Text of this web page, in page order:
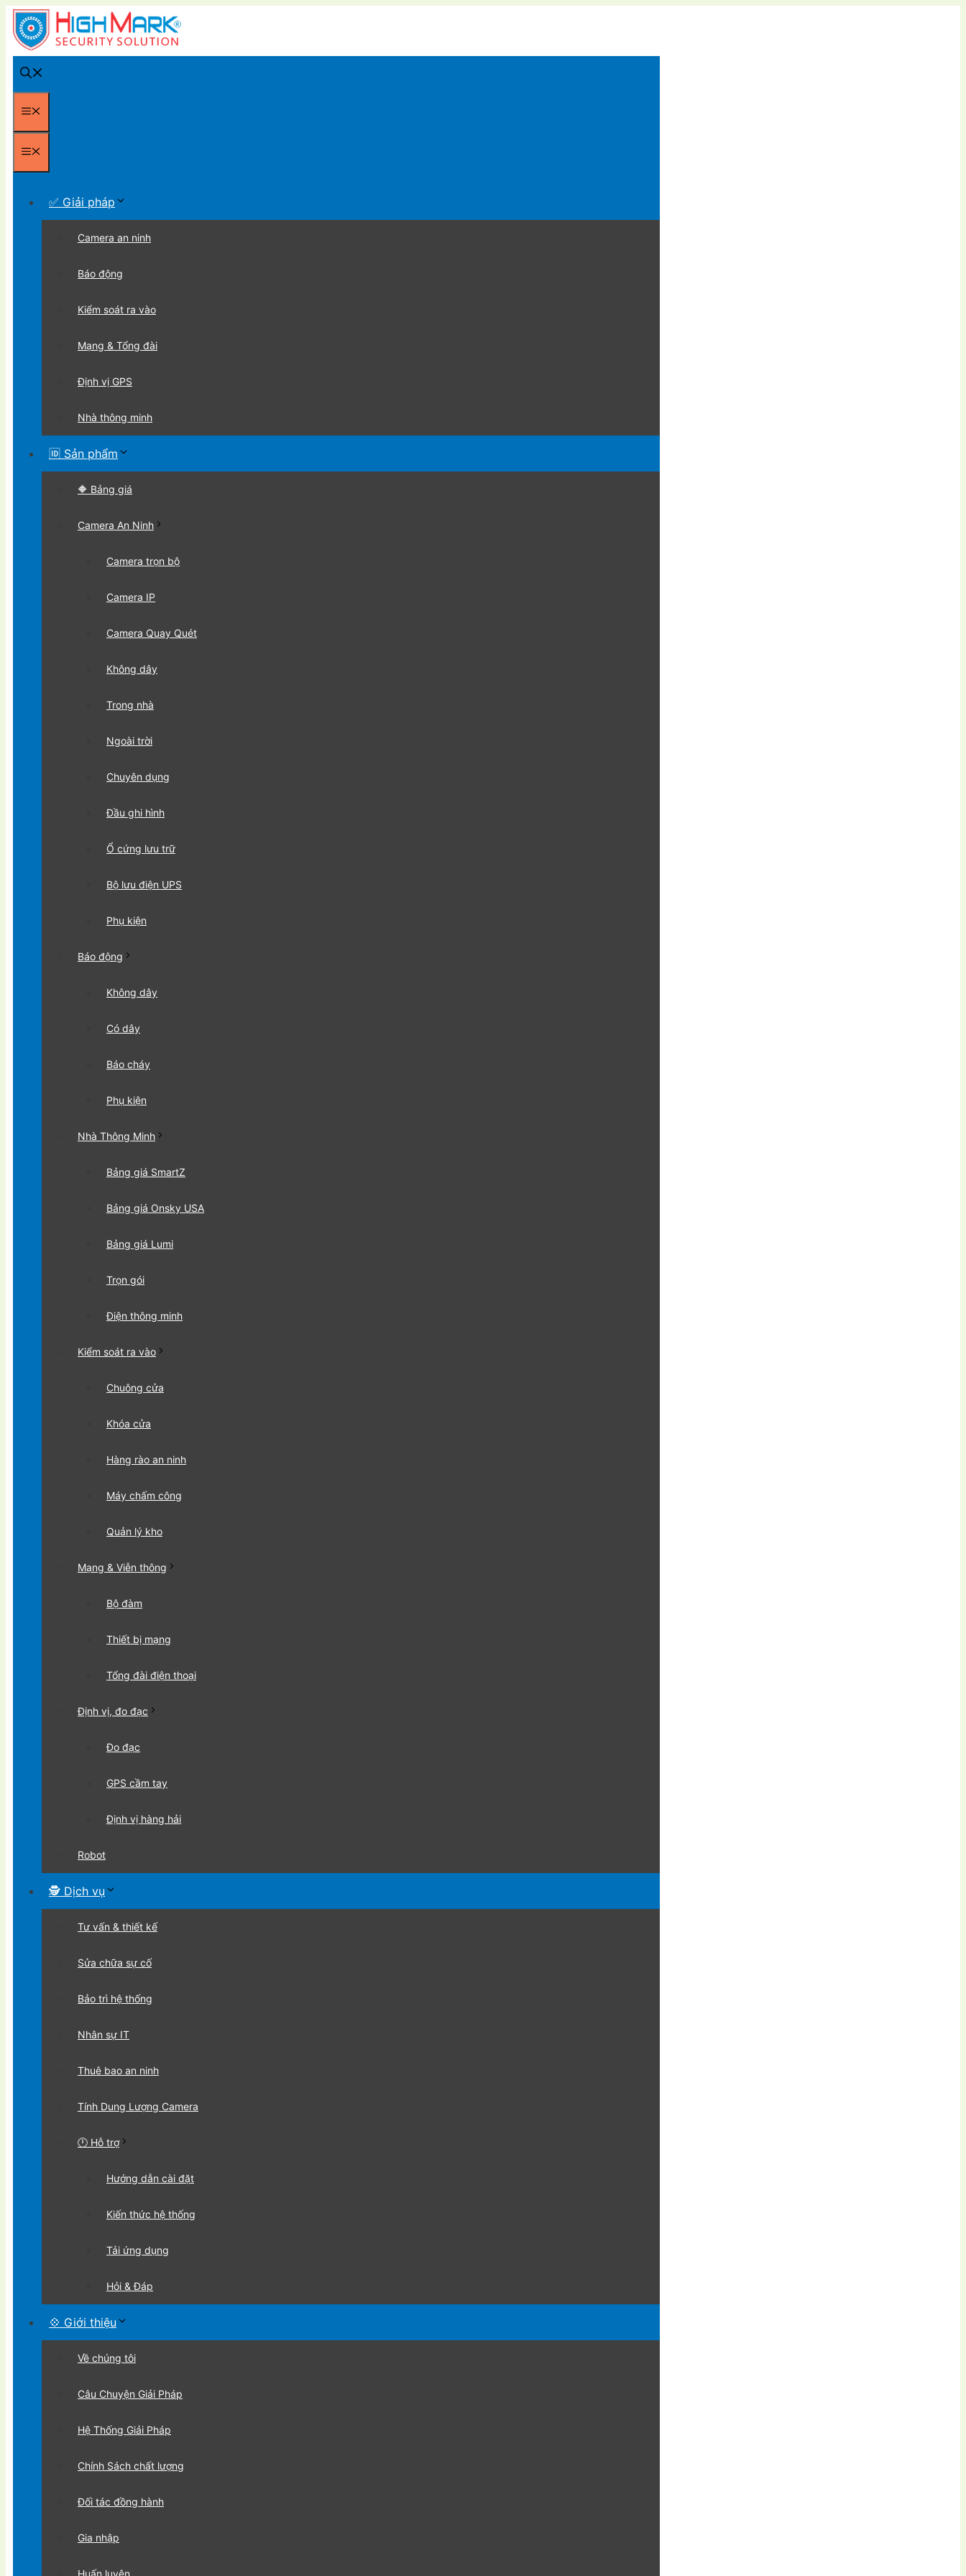
Chuyển
đến
nội
dung
Menu
Menu
✅ Giải pháp
Camera an ninh
Báo động
Kiểm soát ra vào
Mạng & Tổng đài
Định vị GPS
Nhà thông minh
🆔 Sản phẩm
🔶 Bảng giá
Camera An Ninh
Camera trọn bộ
Camera IP
Camera Quay Quét
Không dây
Trong nhà
Ngoài trời
Chuyên dụng
Đầu ghi hình
Ổ cứng lưu trữ
Bộ lưu điện UPS
Phụ kiện
Báo động
Không dây
Có dây
Báo cháy
Phụ kiện
Nhà Thông Minh
Bảng giá SmartZ
Bảng giá Onsky USA
Bảng giá Lumi
Trọn gói
Điện thông minh
Kiểm soát ra vào
Chuông cửa
Khóa cửa
Hàng rào an ninh
Máy chấm công
Quản lý kho
Mạng & Viễn thông
Bộ đàm
Thiết bị mạng
Tổng đài điện thoại
Định vị, đo đạc
Đo đạc
GPS cầm tay
Định vị hàng hải
Robot
🕵 Dịch vụ
Tư vấn & thiết kế
Sửa chữa sự cố
Bảo trì hệ thống
Nhân sự IT
Thuê bao an ninh
Tính Dung Lượng Camera
🕛 Hỗ trợ
Hướng dẫn cài đặt
Kiến thức hệ thống
Tải ứng dụng
Hỏi & Đáp
💠 Giới thiệu
Về chúng tôi
Câu Chuyện Giải Pháp
Hệ Thống Giải Pháp
Chính Sách chất lượng
Đối tác đồng hành
Gia nhập
Huấn luyện